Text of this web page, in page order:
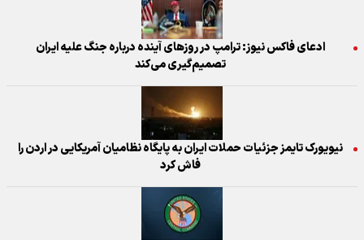
ادعای فاکس نیوز: ترامپ در روزهای آینده درباره جنگ علیه ایران
تصمیم‌گیری می‌کند
نیویورک تایمز جزئیات حملات ایران به پایگاه نظامیان آمریکایی در اردن را
فاش کرد